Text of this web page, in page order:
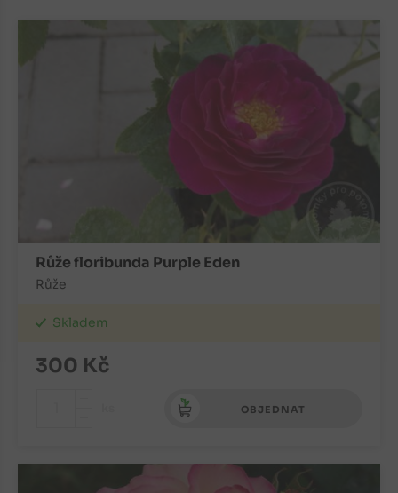
Růže floribunda Purple Eden
Růže
Skladem
300 Kč
OBJEDNAT